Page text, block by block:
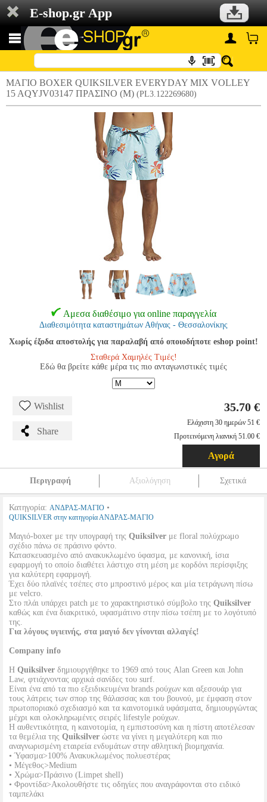
E-shop.gr App
ΜΑΓΙΟ BOXER QUIKSILVER EVERYDAY MIX VOLLEY
15 AQYJV03147 ΠΡΑΣΙΝΟ (M) (PL3.122269680)
Αμεσα διαθέσιμο για online παραγγελία
Διαθεσιμότητα καταστημάτων Αθήνας - Θεσσαλονίκης
Χωρίς έξοδα αποστολής για παραλαβή από οποιοδήποτε eshop point!
Σταθερά Χαμηλές Τιμές!
Εδώ θα βρείτε κάθε μέρα τις πιο ανταγωνιστικές τιμές
Wishlist
Share
35.70 €
Ελάχιστη 30 ημερών 51 €
Προτεινόμενη λιανική 51.00 €
Αγορά
Περιγραφή Αξιολόγηση Σχετικά
Κατηγορία: ΑΝΔΡΑΣ-ΜΑΓΙΟ •
QUIKSILVER στην κατηγορία ΑΝΔΡΑΣ-ΜΑΓΙΟ
Μαγιό-boxer με την υπογραφή της Quiksilver με floral πολύχρωμο
σχέδιο πάνω σε πράσινο φόντο.
Κατασκευασμένο από ανακυκλωμένο ύφασμα, με κανονική, ίσια
εφαρμογή το οποίο διαθέτει λάστιχο στη μέση με κορδόνι περίσφιξης
για καλύτερη εφαρμογή.
Έχει δύο πλαϊνές τσέπες στο μπροστινό μέρος και μία τετράγωνη πίσω
με velcro.
Στο πλάι υπάρχει patch με το χαρακτηριστικό σύμβολο της Quiksilver
καθώς και ένα διακριτικό, υφασμάτινο στην πίσω τσέπη με το λογότυπό
της.
Για λόγους υγιεινής, στα μαγιό δεν γίνονται αλλαγές!
Company info
Η Quiksilver δημιουργήθηκε το 1969 από τους Alan Green και John
Law, φτιάχνοντας αρχικά σανίδες του surf.
Είναι ένα από τα πιο εξειδικευμένα brands ρούχων και αξεσουάρ για
τους λάτρεις των σπορ της θάλασσας και του βουνού, με έμφαση στον
πρωτοποριακό σχεδιασμό και τα καινοτομικά υφάσματα, δημιουργώντας
μέχρι και ολοκληρωμένες σειρές lifestyle ρούχων.
Η αυθεντικότητα, η καινοτομία, η εμπιστοσύνη και η πίστη αποτέλεσαν
τα θεμέλια της Quiksilver ώστε να γίνει η μεγαλύτερη και πιο
αναγνωρισμένη εταιρεία ενδυμάτων στην αθλητική βιομηχανία.
• Ύφασμα>100% Ανακυκλωμένος πολυεστέρας
• Μέγεθος>Medium
• Χρώμα>Πράσινο (Limpet shell)
• Φροντίδα>Ακολουθήστε τις οδηγίες που αναγράφονται στο ειδικό
ταμπελάκι